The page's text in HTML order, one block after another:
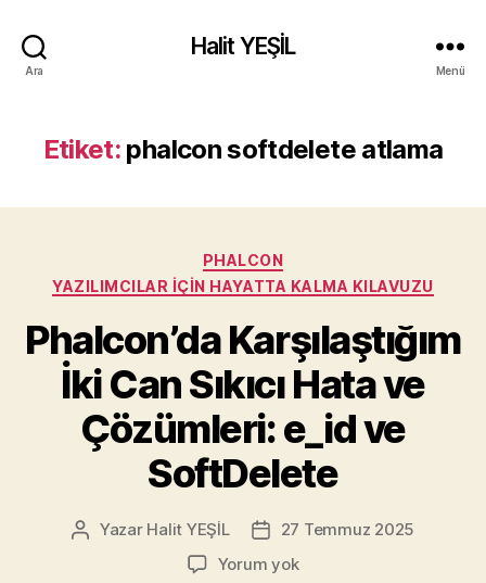
Ara
Halit YEŞİL
Menü
Etiket: phalcon softdelete atlama
Kategoriler
PHALCON
YAZILIMCILAR İÇIN HAYATTA KALMA KILAVUZU
Phalcon’da Karşılaştığım
İki Can Sıkıcı Hata ve
Çözümleri: e_id ve
SoftDelete
Yazının
Yazar Halit YEŞİL
Yazı
tarihi
27 Temmuz 2025
Yorum yokPhalcon’da